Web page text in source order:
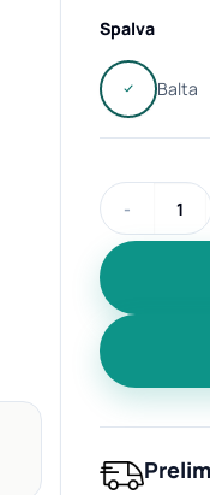
Spalva
produkto